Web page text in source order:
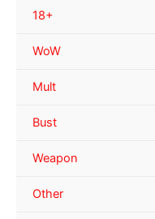
18+
WoW
Mult
Bust
Weapon
Other